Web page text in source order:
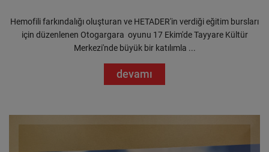
Hemofili farkındalığı oluşturan ve HETADER'in verdiği eğitim bursları
için düzenlenen Otogargara oyunu 17 Ekim'de Tayyare Kültür
Merkezi'nde büyük bir katılımla ...
devamı